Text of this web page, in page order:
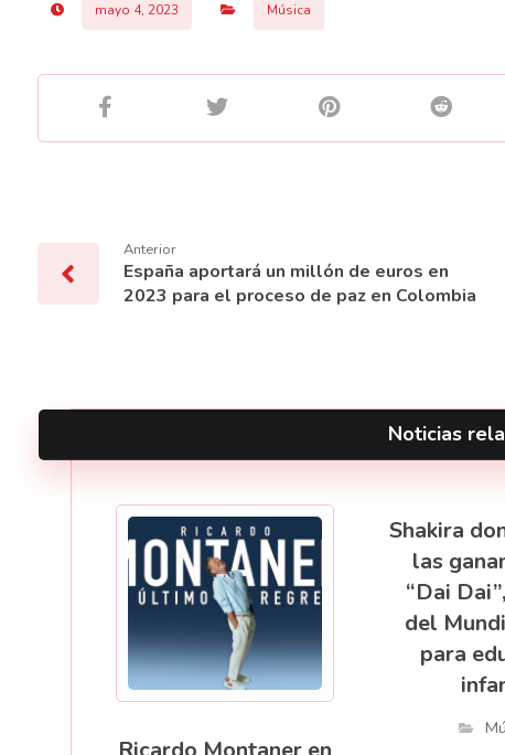
mayo 4, 2023 Música
Anterior
España aportará un millón de euros en
2023 para el proceso de paz en Colombia
Noticias
Shakira
las
“Dai
del
para